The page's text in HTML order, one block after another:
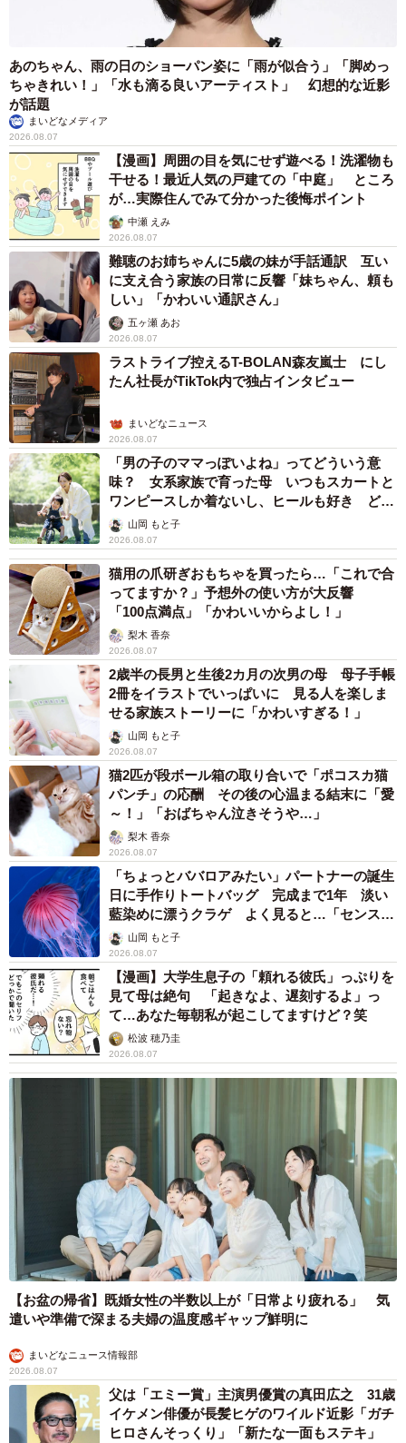
あのちゃん、雨の日のショーパン姿に「雨が似合う」「脚めっ
ちゃきれい！」「水も滴る良いアーティスト」 幻想的な近影
が話題
まいどなメディア
2026.08.07
【漫画】周囲の目を気にせず遊べる！洗濯物も
干せる！最近人気の戸建ての「中庭」 ところ
が…実際住んでみて分かった後悔ポイント
中瀬 えみ
2026.08.07
難聴のお姉ちゃんに5歳の妹が手話通訳 互い
に支え合う家族の日常に反響「妹ちゃん、頼も
しい」「かわいい通訳さん」
五ヶ瀬 あお
2026.08.07
ラストライブ控えるT-BOLAN森友嵐士 にし
たん社長がTikTok内で独占インタビュー
まいどなニュース
2026.08.07
「男の子のママっぽいよね」ってどういう意
味？ 女系家族で育った母 いつもスカートと
ワンピースしか着ないし、ヒールも好き どの
へんが…
山岡 もと子
2026.08.07
猫用の爪研ぎおもちゃを買ったら…「これで合
ってますか？」予想外の使い方が大反響
「100点満点」「かわいいからよし！」
梨木 香奈
2026.08.07
2歳半の長男と生後2カ月の次男の母 母子手帳
2冊をイラストでいっぱいに 見る人を楽しま
せる家族ストーリーに「かわいすぎる！」
山岡 もと子
2026.08.07
猫2匹が段ボール箱の取り合いで「ポコスカ猫
パンチ」の応酬 その後の心温まる結末に「愛
～！」「おばちゃん泣きそうや…」
梨木 香奈
2026.08.07
「ちょっとババロアみたい」パートナーの誕生
日に手作りトートバッグ 完成まで1年 淡い
藍染めに漂うクラゲ よく見ると…「センスす
ごい」山岡 もと子
2026.08.07
【漫画】大学生息子の「頼れる彼氏」っぷりを
見て母は絶句 「起きなよ、遅刻するよ」っ
て…あなた毎朝私が起こしてますけど？笑
松波 穂乃圭
2026.08.07
【お盆の帰省】既婚女性の半数以上が「日常より疲れる」 気
遣いや準備で深まる夫婦の温度感ギャップ鮮明に
まいどなニュース情報部
2026.08.07
父は「エミー賞」主演男優賞の真田広之 31歳
イケメン俳優が長髪ヒゲのワイルド近影「ガチ
ヒロさんそっくり」「新たな一面もステキ」